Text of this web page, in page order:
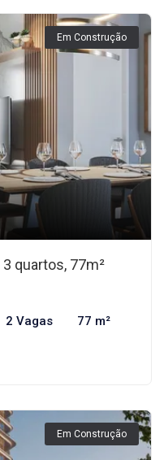
Em Construção
quartos, 77m²
2 Vagas 77 m²
Em Construção